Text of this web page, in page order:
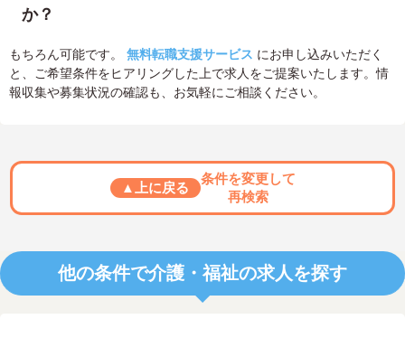
か？
もちろん可能です。 無料転職支援サービス にお申し込みいただく
と、ご希望条件をヒアリングした上で求人をご提案いたします。情
報収集や募集状況の確認も、お気軽にご相談ください。
▲上に戻る
条件を変更して
再検索
他の条件で介護・福祉の求人を探す